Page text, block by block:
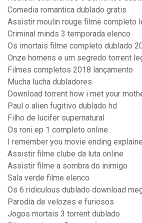
Comedia romantica dublado gratis
Assistir moulin rouge filme completo
Criminal minds 3 temporada elenco
Os imortais filme completo dublado
Onze homens e um segredo torrent
Filmes completos 2018 lançamento
Mucha lucha dubladores
Download torrent how i met your
Paul o alien fugitivo dublado hd
Filho de lucifer supernatural
Os roni ep 1 completo online
I remember you movie ending
Assistir filme clube da luta online
Assistir filme a sombra do inimigo
Sala verde filme elenco
Os 6 ridiculous dublado download
Parodia de velozes e furiosos
Jogos mortais 3 torrent dublado